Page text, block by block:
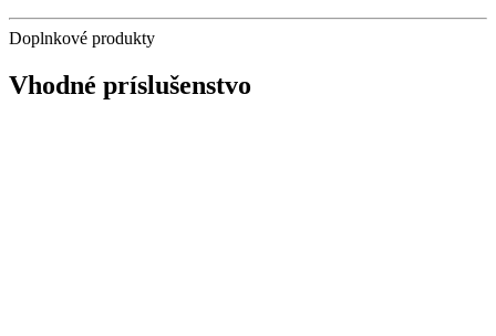
Doplnkové produkty
Vhodné príslušenstvo